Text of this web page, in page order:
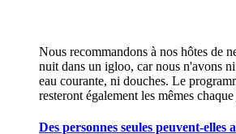
Nous recommandons à nos hôtes de
nuit dans un igloo, car nous n'avons
eau courante, ni douches. Le
resteront également les mêmes
Des personnes seules peuvent-elles